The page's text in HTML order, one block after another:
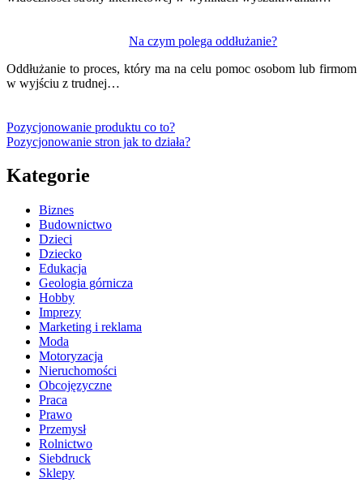
Na czym polega oddłużanie?
Oddłużanie to proces, który ma na celu pomoc osobom lub firmom
w wyjściu z trudnej…
Pozycjonowanie produktu co to?
Pozycjonowanie stron jak to działa?
Kategorie
Biznes
Budownictwo
Dzieci
Dziecko
Edukacja
Geologia górnicza
Hobby
Imprezy
Marketing i reklama
Moda
Motoryzacja
Nieruchomości
Obcojęzyczne
Praca
Prawo
Przemysł
Rolnictwo
Siebdruck
Sklepy